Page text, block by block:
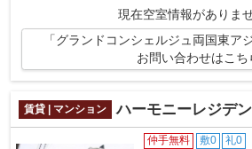
現在空室情報がありませ
「グランドコンシェルジュ両国東ア
お問い合わせはこち
賃貸 | マンション ハーモニーレジデ
仲手無料 敷0 礼0